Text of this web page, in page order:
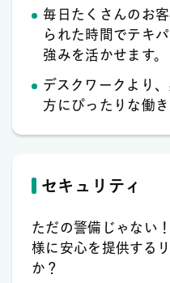
毎日たくさんのお
られた時間でテキ
強みを活かせます。
デスクワークより
方にぴったりな働き
セキュリティ
ただの警備じゃない
様に安心を提供する
か？